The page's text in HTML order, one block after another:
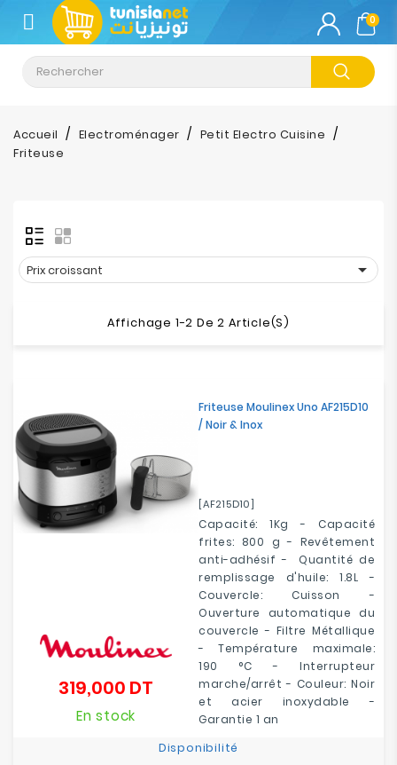
CATÉGORIE
Climatisation
Informatique
Impression
Electroménager
Bureautique
Réseau
&
0
Accueil Electroménager
Petit Electro Cuisine
Friteuse
Prix croissant 
Affichage 1-2 De 2 Article(s)
Friteuse Moulinex Uno AF215D10
/ Noir & Inox
[AF215D10]
Capacité: 1Kg - Capacité
frites: 800 g - Revêtement
anti-adhésif - Quantité de
remplissage d'huile: 1.8L -
Couvercle: Cuisson -
Ouverture automatique du
couvercle - Filtre Métallique
- Température maximale:
190 °C - Interrupteur
marche/arrêt - Couleur: Noir
et acier inoxydable -
Garantie 1 an
319,000 DT
En stock
Disponibilité